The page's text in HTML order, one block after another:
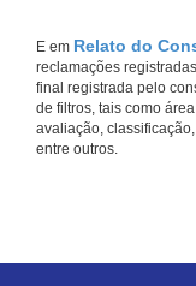
E em Relato do
reclamações
final registrada pelo
de filtros, tais como
avaliação,
entre outros.